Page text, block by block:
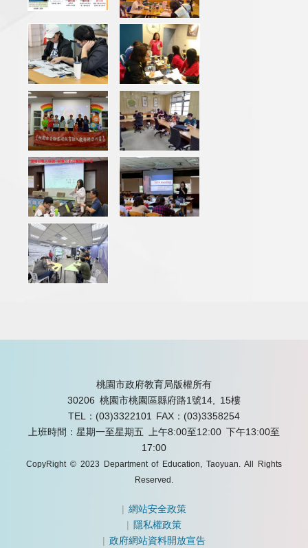
桃園市政府教育局版權所有
30206 桃園市桃園區縣府路1號14, 15樓
TEL：(03)3322101
FAX：(03)3358254
上班時間：星期一至星期五 上午8:00至12:00 下午13:00至
17:00
CopyRight © 2023 Department of Education, Taoyuan. All Rights
Reserved.
|網站安全政策
| 隱私權政策
|政府網站資料開放宣告